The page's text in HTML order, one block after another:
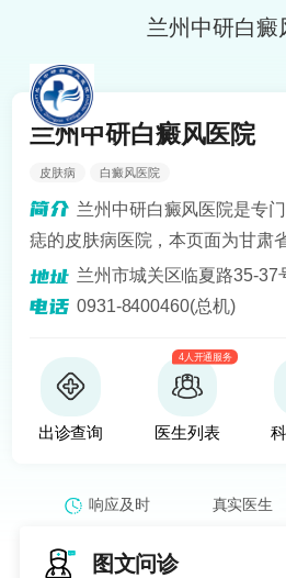
兰州中研白癜
兰州中研白癜风医院
皮肤病 白癜风医院
兰州中研白癜风医院是专
痣的皮肤病医院，本页面为甘肃
定西、平凉、宁夏银川、青海西
风知识解答、预约挂号问诊服务
建立以病人为中心的诚信、理解
兰州市城关区临夏路35-37
0931-8400460(总机)
出诊查询
4人开通服务
医生列表
响应及时 真实医生
图文问诊